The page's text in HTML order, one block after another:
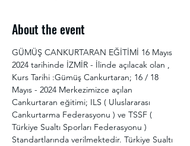
About the event
GÜMÜŞ CANKURTARAN EĞİTİMİ 16 Mayıs
2024 tarihinde İZMİR - İlinde açılacak olan ,
Kurs Tarihi :Gümüş Cankurtaran; 16 / 18
Mayıs - 2024 Merkezimizce açılan
Cankurtaran eğitimi; ILS ( Uluslararası
Cankurtarma Federasyonu ) ve TSSF (
Türkiye Sualtı Sporları Federasyonu )
Standartlarında verilmektedir. Türkiye Sualtı